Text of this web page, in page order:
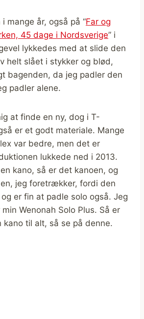
mange år, også på “Far og
45 dage i Nordsverige” i
lykkedes med at slide den
helt slået i stykker og blød,
bagenden, da jeg padler den
padler alene.
at finde en ny, dog i T-
er et godt materiale. Mange
var bedre, men det er
lukkede ned i 2013.
kano, så er det kanoen, og
jeg foretrækker, fordi den
er fin at padle solo også. Jeg
Wenonah Solo Plus. Så er
kano til alt, så se på denne.